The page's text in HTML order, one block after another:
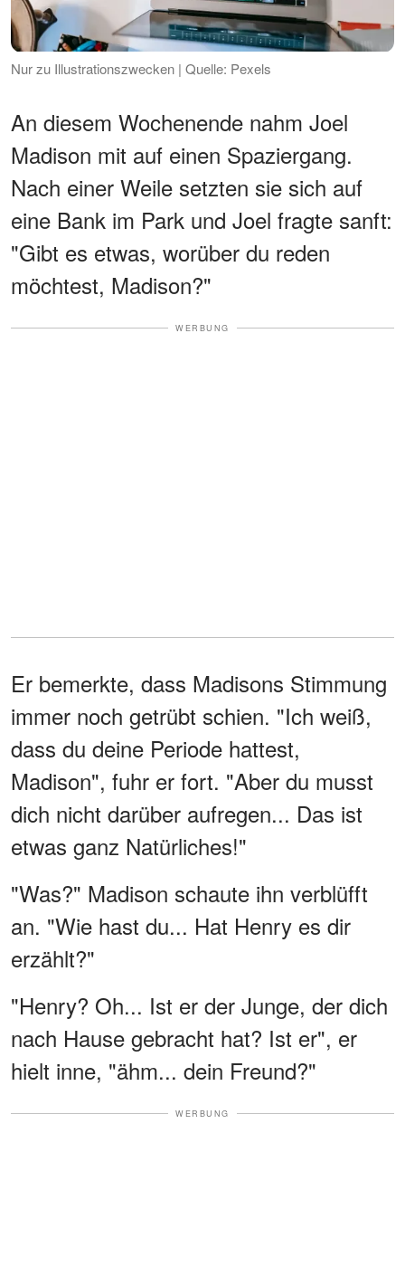
Nur zu Illustrationszwecken | Quelle: Pexels
An diesem Wochenende nahm Joel
Madison mit auf einen Spaziergang.
Nach einer Weile setzten sie sich auf
eine Bank im Park und Joel fragte sanft:
"Gibt es etwas, worüber du reden
möchtest, Madison?"
WERBUNG
Er bemerkte, dass Madisons Stimmung
immer noch getrübt schien. "Ich weiß,
dass du deine Periode hattest,
Madison", fuhr er fort. "Aber du musst
dich nicht darüber aufregen... Das ist
etwas ganz Natürliches!"
"Was?" Madison schaute ihn verblüfft
an. "Wie hast du... Hat Henry es dir
erzählt?"
"Henry? Oh... Ist er der Junge, der dich
nach Hause gebracht hat? Ist er", er
hielt inne, "ähm... dein Freund?"
WERBUNG